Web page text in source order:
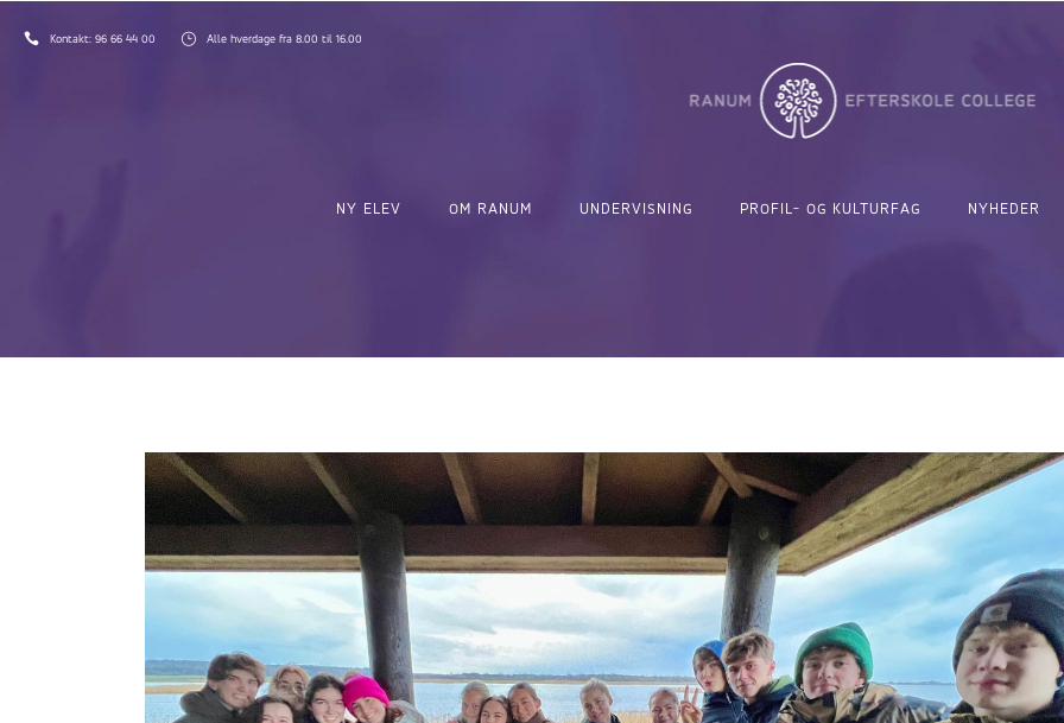
Kontakt:96 66 44 00 Alle hverdage fra 8.00 til 16.00
NY ELEV OM RANUM UNDERVISNING PROFIL- OG KULTURFAG NYHEDER